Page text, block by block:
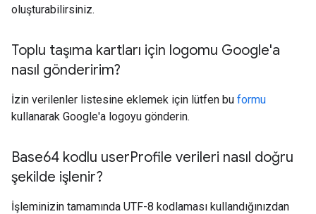
oluşturabilirsiniz.
Toplu taşıma kartları için logomu Google'a
nasıl gönderirim?
İzin verilenler listesine eklemek için lütfen bu formu
kullanarak Google'a logoyu gönderin.
Base64 kodlu userProfile verileri nasıl doğru
şekilde işlenir?
İşleminizin tamamında UTF-8 kodlaması kullandığınızdan